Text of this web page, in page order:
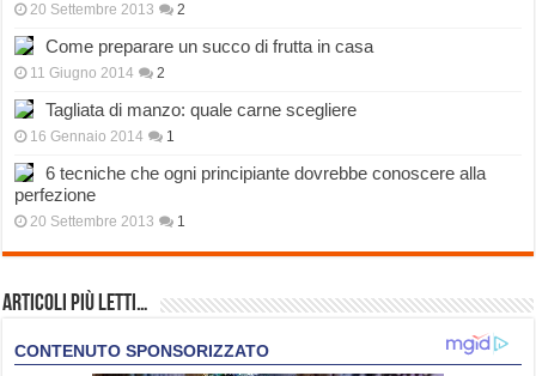
20 Settembre 2013 2
Come preparare un succo di frutta in casa
11 Giugno 2014 2
Tagliata di manzo: quale carne scegliere
16 Gennaio 2014 1
6 tecniche che ogni principiante dovrebbe conoscere alla
perfezione
20 Settembre 2013 1
Articoli più Letti…